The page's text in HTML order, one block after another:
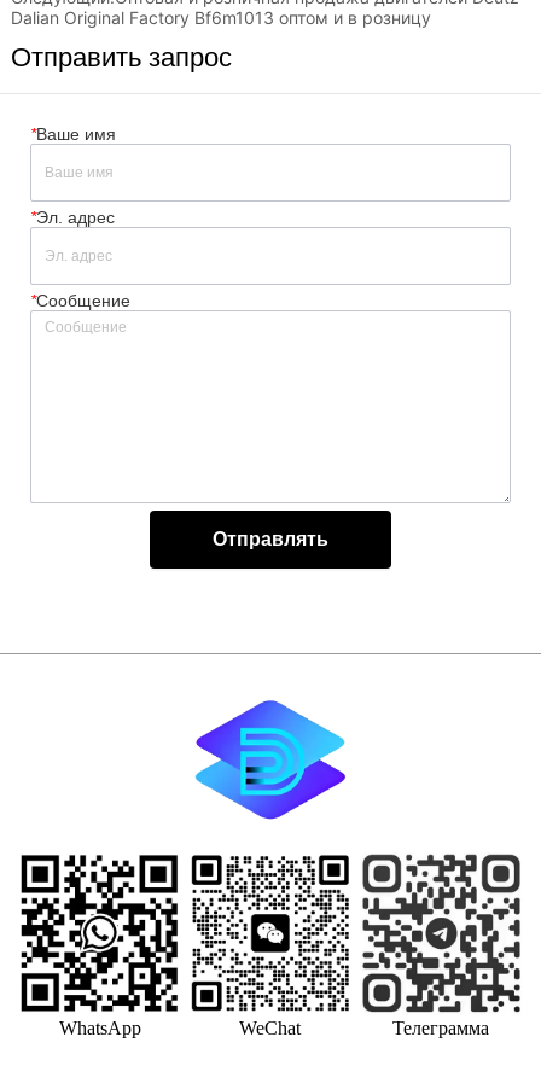
Dalian Original Factory Bf6m1013 оптом и в розницу
Отправить запрос
*Ваше имя
*Эл. адрес
*Сообщение
Отправлять
WhatsApp WeChat Телеграмма